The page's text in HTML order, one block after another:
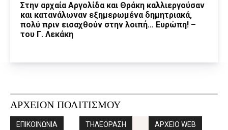
Στην αρχαία Αργολίδα και Θράκη καλλιεργούσαν
και κατανάλωναν εξημερωμένα δημητριακά,
πολύ πριν εισαχθούν στην λοιπή… Ευρώπη! –
του Γ. Λεκάκη
ΑΡΧΕΙΟΝ ΠΟΛΙΤΙΣΜΟΥ
ΕΠΙΚΟΙΝΩΝΙΑ ΤΗΛΕΟΡΑΣΗ ΑΡΧΕΙΟ WEB